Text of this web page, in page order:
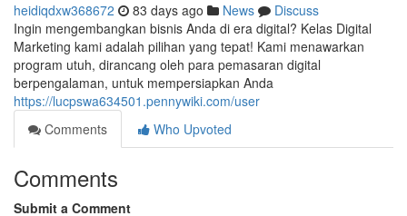
heidiqdxw368672 83 days ago News
Discuss
Ingin mengembangkan bisnis Anda di era digital? Kelas Digital
Marketing kami adalah pilihan yang tepat! Kami menawarkan
program utuh, dirancang oleh para pemasaran digital
berpengalaman, untuk mempersiapkan Anda
https://lucpswa634501.pennywiki.com/user
Comments
Who Upvoted
Comments
Submit a Comment